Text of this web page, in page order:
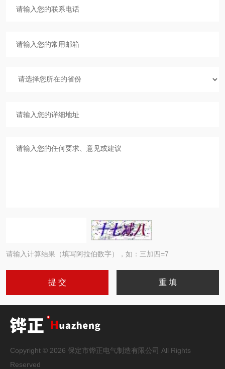
请输入计算结果（填写阿拉伯数字），如：三加四=7
Copyright © 2026 保定市铧正电气制造有限公司 All Rights
Reserved